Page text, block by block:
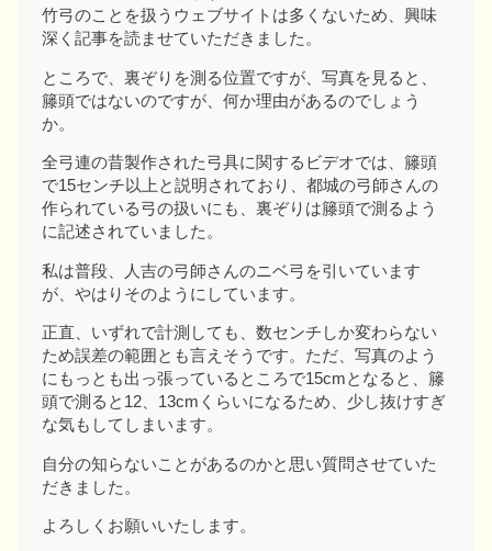
竹弓のことを扱うウェブサイトは多くないため、興味
深く記事を読ませていただきました。
ところで、裏ぞりを測る位置ですが、写真を見ると、
籐頭ではないのですが、何か理由があるのでしょう
か。
全弓連の昔製作された弓具に関するビデオでは、籐頭
で15センチ以上と説明されており、都城の弓師さんの
作られている弓の扱いにも、裏ぞりは籐頭で測るよう
に記述されていました。
私は普段、人吉の弓師さんのニベ弓を引いています
が、やはりそのようにしています。
正直、いずれで計測しても、数センチしか変わらない
ため誤差の範囲とも言えそうです。ただ、写真のよう
にもっとも出っ張っているところで15cmとなると、籐
頭で測ると12、13cmくらいになるため、少し抜けすぎ
な気もしてしまいます。
自分の知らないことがあるのかと思い質問させていた
だきました。
よろしくお願いいたします。